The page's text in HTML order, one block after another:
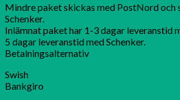
Mindre paket skickas med PostNord och
Schenker.
Inlämnat paket har 1-3 dagar leveranstid
5 dagar leveranstid med Schenker.
Betalningsalternativ
Swish
Bankgiro